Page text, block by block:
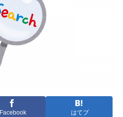
Facebook はてブ